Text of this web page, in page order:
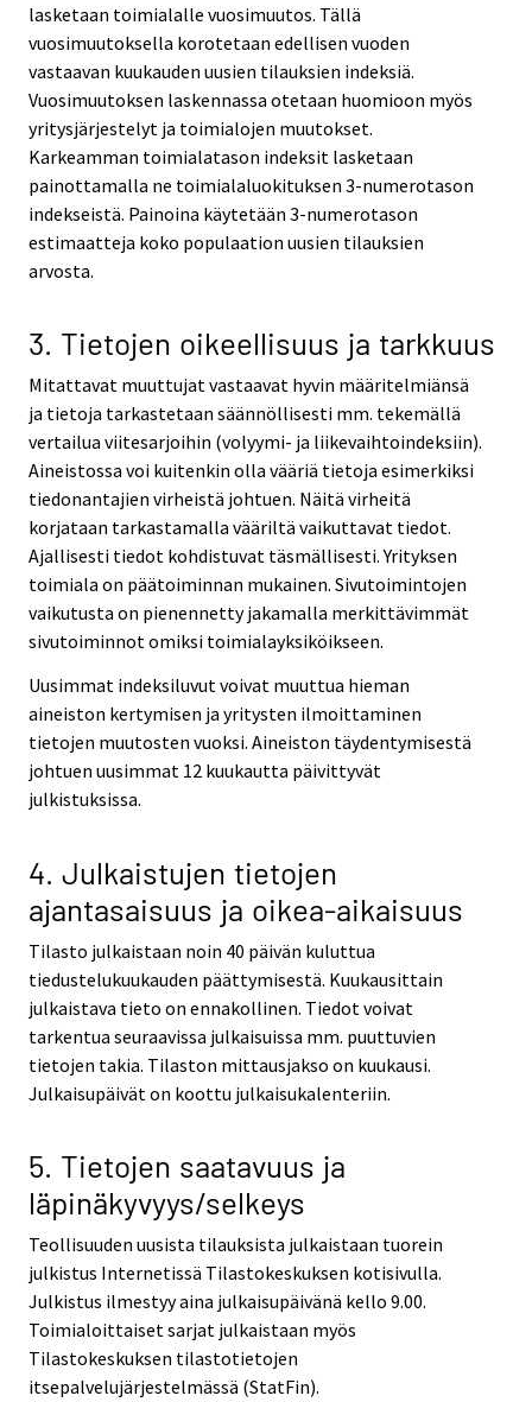
lasketaan toimialalle vuosimuutos. Tällä
vuosimuutoksella korotetaan edellisen vuoden
vastaavan kuukauden uusien tilauksien indeksiä.
Vuosimuutoksen laskennassa otetaan huomioon myös
yritysjärjestelyt ja toimialojen muutokset.
Karkeamman toimialatason indeksit lasketaan
painottamalla ne toimialaluokituksen 3-numerotason
indekseistä. Painoina käytetään 3-numerotason
estimaatteja koko populaation uusien tilauksien
arvosta.
3. Tietojen oikeellisuus ja tarkkuus
Mitattavat muuttujat vastaavat hyvin määritelmiänsä
ja tietoja tarkastetaan säännöllisesti mm. tekemällä
vertailua viitesarjoihin (volyymi- ja liikevaihtoindeksiin).
Aineistossa voi kuitenkin olla vääriä tietoja esimerkiksi
tiedonantajien virheistä johtuen. Näitä virheitä
korjataan tarkastamalla vääriltä vaikuttavat tiedot.
Ajallisesti tiedot kohdistuvat täsmällisesti. Yrityksen
toimiala on päätoiminnan mukainen. Sivutoimintojen
vaikutusta on pienennetty jakamalla merkittävimmät
sivutoiminnot omiksi toimialayksiköikseen.
Uusimmat indeksiluvut voivat muuttua hieman
aineiston kertymisen ja yritysten ilmoittaminen
tietojen muutosten vuoksi. Aineiston täydentymisestä
johtuen uusimmat 12 kuukautta päivittyvät
julkistuksissa.
4. Julkaistujen tietojen
ajantasaisuus ja oikea-aikaisuus
Tilasto julkaistaan noin 40 päivän kuluttua
tiedustelukuukauden päättymisestä. Kuukausittain
julkaistava tieto on ennakollinen. Tiedot voivat
tarkentua seuraavissa julkaisuissa mm. puuttuvien
tietojen takia. Tilaston mittausjakso on kuukausi.
Julkaisupäivät on koottu julkaisukalenteriin.
5. Tietojen saatavuus ja
läpinäkyvyys/selkeys
Teollisuuden uusista tilauksista julkaistaan tuorein
julkistus Internetissä Tilastokeskuksen kotisivulla.
Julkistus ilmestyy aina julkaisupäivänä kello 9.00.
Toimialoittaiset sarjat julkaistaan myös
Tilastokeskuksen tilastotietojen
itsepalvelujärjestelmässä (StatFin).